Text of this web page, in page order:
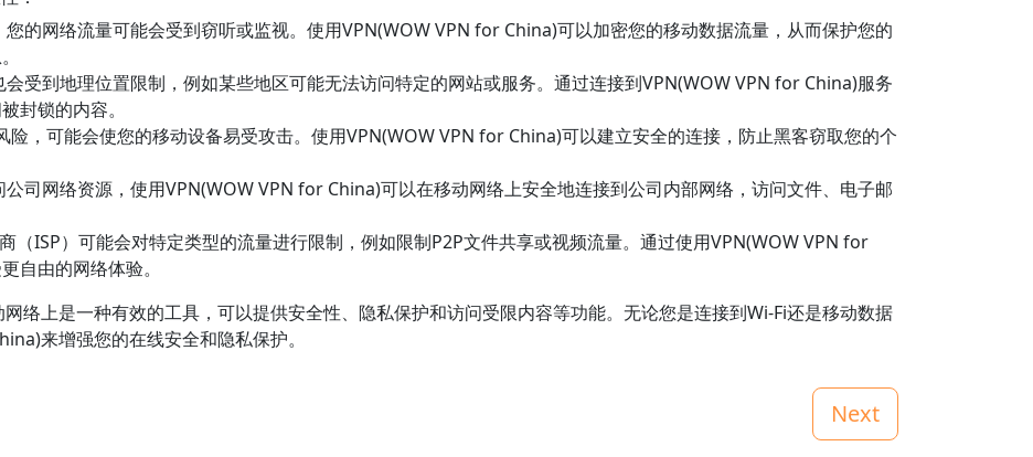
的网络流量可能会受到窃听或监视。使用VPN(WOW VPN for China)可以加密您的移动数据流量，从而保护您的
受到地理位置限制，例如某些地区可能无法访问特定的网站或服务。通过连接到VPN(WOW VPN for China)服务
封锁的内容。
险，可能会使您的移动设备易受攻击。使用VPN(WOW VPN for China)可以建立安全的连接，防止黑客窃取您的个
司网络资源，使用VPN(WOW VPN for China)可以在移动网络上安全地连接到公司内部网络，访问文件、电子邮
（ISP）可能会对特定类型的流量进行限制，例如限制P2P文件共享或视频流量。通过使用VPN(WOW VPN for
自由的网络体验。
络上是一种有效的工具，可以提供安全性、隐私保护和访问受限内容等功能。无论您是连接到Wi-Fi还是移动数据
来增强您的在线安全和隐私保护。
Next